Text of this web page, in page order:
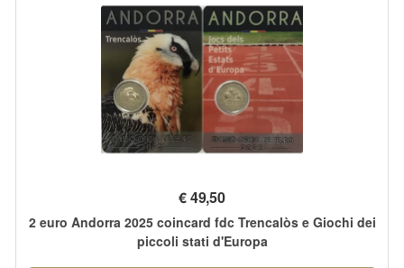
€49,50
2 euro Andorra 2025 coincard fdc Trencalòs e Giochi dei
piccoli stati d'Europa